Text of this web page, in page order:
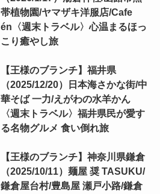
帯植物園/ヤマザキ洋服店/Cafe
én〈週末トラベル〉心温まるほっ
こり癒やし旅
【王様のブランチ】福井県
（2025/12/20）日本海さかな街/中
華そば 一力/えがわの水羊かん
〈週末トラベル〉福井県民が愛す
る名物グルメ 食い倒れ旅
【王様のブランチ】神奈川県鎌倉
（2025/10/11）麺屋 奨 TASUKU/
鎌倉屋台村/豊島屋 瀬戸小路/鎌倉